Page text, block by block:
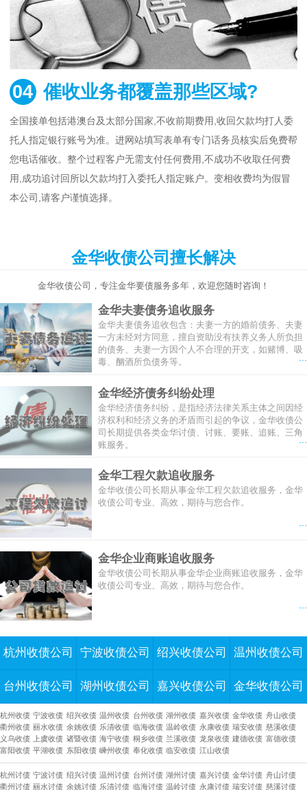
04 催收业务都覆盖那些区域?
全国接单包括港澳台及太部分国家,不收前期费用,收回欠款均打人委
托人指定银行账号为准。进网站填写表单有专门话务员核实后免费帮
您电话催收。整个过程客户无需支付任何费用,不成功不收取任何费
用,成功追讨回所以欠款均打入委托人指定账户。变相收费均为假冒
本公司,请客户谨慎选择。
金华收债公司擅长解决
金华收债公司，专注金华要债服务多年，欢迎您随时咨询！
金华夫妻债务追收服务
金华夫妻债务追收包含：夫妻一方的婚前债务、夫妻
一方未经对方同意，擅自资助没有扶养义务人所负担
的债务、夫妻一方因个人不合理的开支，如赌博、吸
毒、酗酒所负债务等。
金华经济债务纠纷处理
金华经济债务纠纷，是指经济法律关系主体之间因经
济权利和经济义务的矛盾而引起的争议，金华收债公
司长期提供各类金华讨债、讨账、要账、追账、三角
账服务。
...
金华工程欠款追收服务
金华收债公司长期从事金华工程欠款追收服务，金华
收债公司专业、高效，期待与您合作。
金华企业商账追收服务
金华收债公司长期从事金华企业商账追收服务，金华
收债公司专业、高效，期待与您合作。
杭州收债公司 宁波收债公司 绍兴收债公司 温州收债公司
台州收债公司 湖州收债公司 嘉兴收债公司 金华收债公司
杭州收债 宁波收债 绍兴收债 温州收债 台州收债 湖州收债 嘉兴收债 金华收债 舟山收债
衢州收债 丽水收债 余姚收债 乐清收债 临海收债 温岭收债 永康收债 瑞安收债 慈溪收债
义乌收债
上虞收债 诸暨收债 海宁收债 桐乡收债 兰溪收债 龙泉收债 建德收债 富德收债
富阳收债 平湖收债 东阳收债 嵊州收债 奉化收债 临安收债 江山收债
杭州讨债 宁波讨债 绍兴讨债 温州讨债 台州讨债 湖州讨债 嘉兴讨债 金华讨债 舟山讨债
衢州讨债 丽水讨债 余姚讨债 乐清讨债 临海讨债 温岭讨债 永康讨债 瑞安讨债 慈溪讨债